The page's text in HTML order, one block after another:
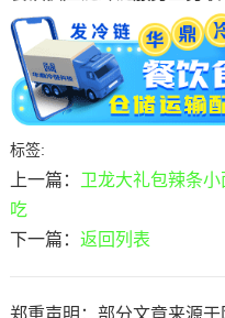
标签:
上一篇： 卫龙大礼包辣条
吃
下一篇： 返回列表
郑重声明：部分文章来源